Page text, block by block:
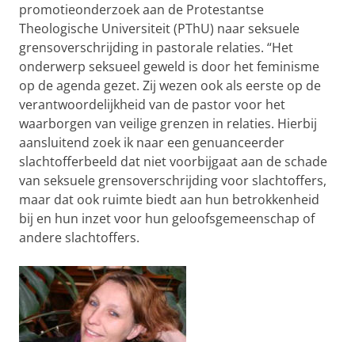
promotieonderzoek aan de Protestantse
Theologische Universiteit (PThU) naar seksuele
grensoverschrijding in pastorale relaties. “Het
onderwerp seksueel geweld is door het feminisme
op de agenda gezet. Zij wezen ook als eerste op de
verantwoordelijkheid van de pastor voor het
waarborgen van veilige grenzen in relaties. Hierbij
aansluitend zoek ik naar een genuanceerder
slachtofferbeeld dat niet voorbijgaat aan de schade
van seksuele grensoverschrijding voor slachtoffers,
maar dat ook ruimte biedt aan hun betrokkenheid
bij en hun inzet voor hun geloofsgemeenschap of
andere slachtoffers.